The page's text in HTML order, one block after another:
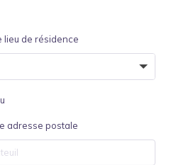
lieu de résidence
adresse postale